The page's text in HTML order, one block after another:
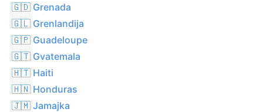
🇬🇩 Grenada
🇬🇱 Grenlandija
🇬🇵 Guadeloupe
🇬🇹 Gvatemala
🇭🇹 Haiti
🇭🇳 Honduras
🇯🇲 Jamajka